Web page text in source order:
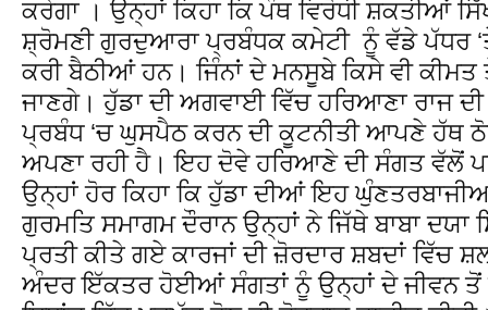
ਕਰੇਗਾ । ਉਨ੍ਹਾਂ ਕਿਹਾ ਕਿ ਪੰਥ ਵਿਰੋਧੀ ਸ਼ਕਤੀਆਂ
ਸ਼੍ਰੋਮਣੀ ਗੁਰਦੁਆਰਾ ਪ੍ਰਬੰਧਕ ਕਮੇਟੀ ਨੂੰ ਵੱਡੇ ਪੱਧਰ
ਕਰੀ ਬੈਠੀਆਂ ਹਨ। ਜਿੰਨਾਂ ਦੇ ਮਨਸੂਬੇ ਕਿਸੇ ਵੀ ਕੀਮਤ
ਜਾਣਗੇ। ਹੁੱਡਾ ਦੀ ਅਗਵਾਈ ਵਿੱਚ ਹਰਿਆਣਾ ਰਾਜ
ਪ੍ਰਬੰਧ ‘ਚ ਘੁਸਪੈਠ ਕਰਨ ਦੀ ਕੂਟਨੀਤੀ ਆਪਣੇ ਹੱਥ
ਅਪਣਾ ਰਹੀ ਹੈ। ਇਹ ਦੋਵੇ ਹਰਿਆਣੇ ਦੀ ਸੰਗਤ ਵੱਲੋਂ
ਉਨ੍ਹਾਂ ਹੋਰ ਕਿਹਾ ਕਿ ਹੁੱਡਾ ਦੀਆਂ ਇਹ
ਗੁਰਮਤਿ ਸਮਾਗਮ ਦੌਰਾਨ ਉਨ੍ਹਾਂ ਨੇ ਜਿੱਥੇ ਬਾਬਾ
ਪ੍ਰਤੀ ਕੀਤੇ ਗਏ ਕਾਰਜਾਂ ਦੀ ਜ਼ੋਰਦਾਰ ਸ਼ਬਦਾਂ ਵਿੱਚ
ਅੰਦਰ ਇੱਕਤਰ ਹੋਈਆਂ ਸੰਗਤਾਂ ਨੂੰ ਉਨ੍ਹਾਂ ਦੇ ਜੀਵਨ ਤੋਂ